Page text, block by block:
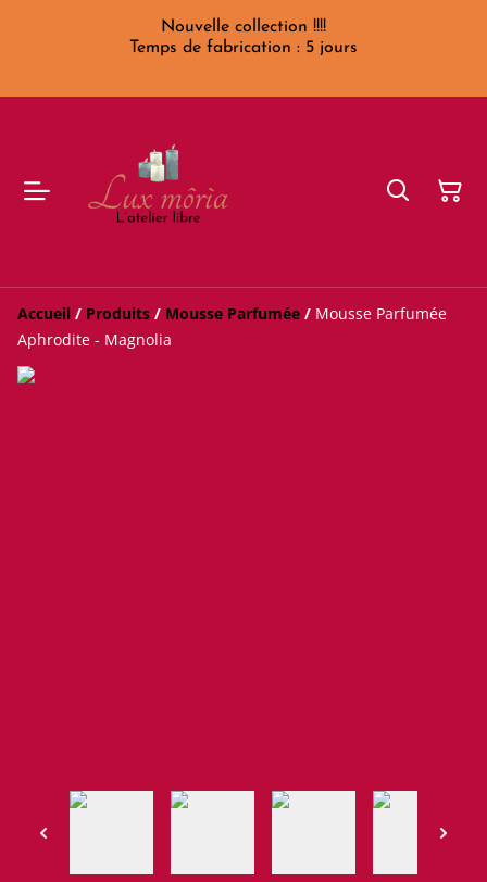
Nouvelle collection !!!!
Temps de fabrication : 5 jours
Accueil / Produits / Mousse Parfumée / Mousse Parfumée
Aphrodite - Magnolia